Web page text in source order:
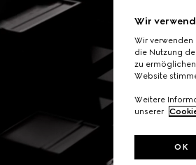
Wir
Wir
die Nutzung
zu
Website
Weitere
unserer
OK